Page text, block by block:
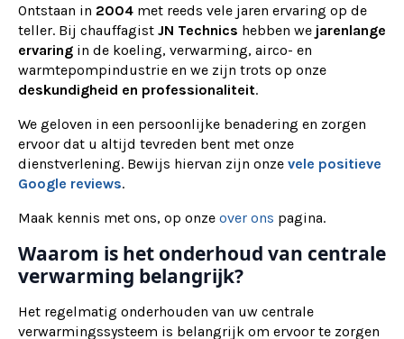
Ontstaan in 2004 met reeds vele jaren ervaring op de
teller. Bij chauffagist JN Technics hebben we jarenlange
ervaring in de koeling, verwarming, airco- en
warmtepompindustrie en we zijn trots op onze
deskundigheid en professionaliteit.
We geloven in een persoonlijke benadering en zorgen
ervoor dat u altijd tevreden bent met onze
dienstverlening. Bewijs hiervan zijn onze vele positieve
Google reviews.
Maak kennis met ons, op onze over ons pagina.
Waarom is het onderhoud van centrale
verwarming belangrijk?
Het regelmatig onderhouden van uw centrale
verwarmingssysteem is belangrijk om ervoor te zorgen